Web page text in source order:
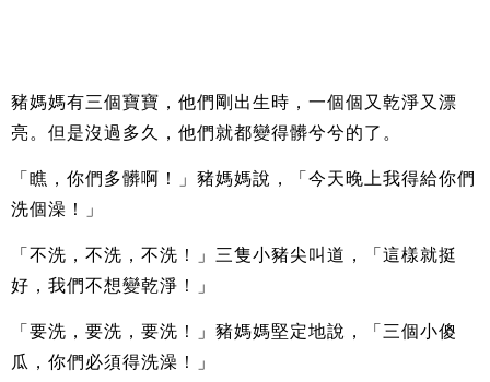
豬媽媽有三個寶寶，他們剛出生時，一個個又乾淨又漂
亮。但是沒過多久，他們就都變得髒兮兮的了。
「瞧，你們多髒啊！」豬媽媽說，「今天晚上我得給你們
洗個澡！」
「不洗，不洗，不洗！」三隻小豬尖叫道，「這樣就挺
好，我們不想變乾淨！」
「要洗，要洗，要洗！」豬媽媽堅定地說，「三個小傻
瓜，你們必須得洗澡！」